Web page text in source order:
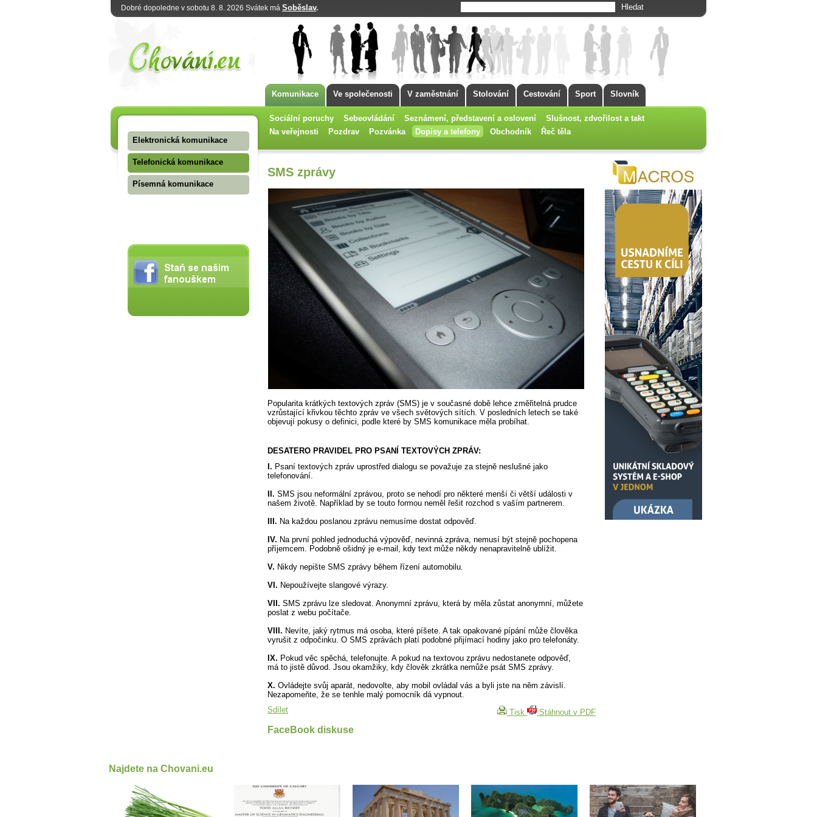
Dobré dopoledne v sobotu 8. 8. 2026 Svátek má Soběslav.
Komunikace Ve společenosti V zaměstnání Stolování Cestování Sport Slovník
Sociální poruchy Sebeovládání Seznámení, představení a oslovení
Slušnost, zdvořilost a takt
Na veřejnosti
Pozdrav Pozvánka Dopisy a telefony Obchodník
Řeč těla
Elektronická komunikace
Telefonická komunikace
Písemná komunikace
SMS zprávy
Popularita krátkých textových zpráv (SMS) je v současné době lehce změřitelná prudce
vzrůstající křivkou těchto zpráv ve všech světových sítích. V posledních letech se také
objevují pokusy o definici, podle které by SMS komunikace měla probíhat.
DESATERO PRAVIDEL PRO PSANÍ TEXTOVÝCH ZPRÁV:
I. Psaní textových zpráv uprostřed dialogu se považuje za stejně neslušné jako
telefonování.
II. SMS jsou neformální zprávou, proto se nehodí pro některé menší či větší události v
našem životě. Například by se touto formou neměl řešit rozchod s vaším partnerem.
III. Na každou poslanou zprávu nemusíme dostat odpověď.
IV. Na první pohled jednoduchá výpověď, nevinná zpráva, nemusí být stejně pochopena
příjemcem. Podobně ošidný je e-mail, kdy text může někdy nenapravitelně ublížit.
V. Nikdy nepište SMS zprávy během řízení automobilu.
VI. Nepoužívejte slangové výrazy.
VII. SMS zprávu lze sledovat. Anonymní zprávu, která by měla zůstat anonymní, můžete
poslat z webu počítače.
VIII. Nevíte, jaký rytmus má osoba, které píšete. A tak opakované pípání může člověka
vyrušit z odpočinku. O SMS zprávách platí podobné přijímací hodiny jako pro telefonáty.
IX. Pokud věc spěchá, telefonujte. A pokud na textovou zprávu nedostanete odpověď,
má to jistě důvod. Jsou okamžiky, kdy člověk zkrátka nemůže psát SMS zprávy.
X. Ovládejte svůj aparát, nedovolte, aby mobil ovládal vás a byli jste na něm závislí.
Nezapomeňte, že se tenhle malý pomocník dá vypnout.
Sdílet
Tisk Stáhnout v PDF
FaceBook diskuse
Najdete na Chovani.eu